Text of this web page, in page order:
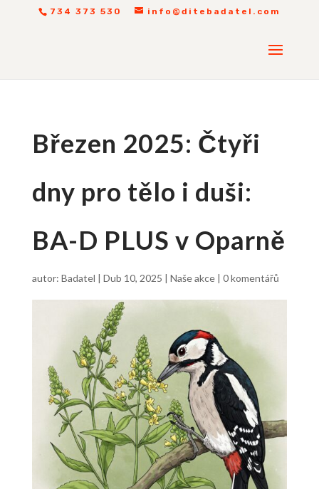
734 373 530 info@ditebadatel.com
Březen 2025: Čtyři
dny pro tělo i duši:
BA-D PLUS v Oparně
autor: Badatel | Dub 10, 2025 | Naše akce| 0 komentářů